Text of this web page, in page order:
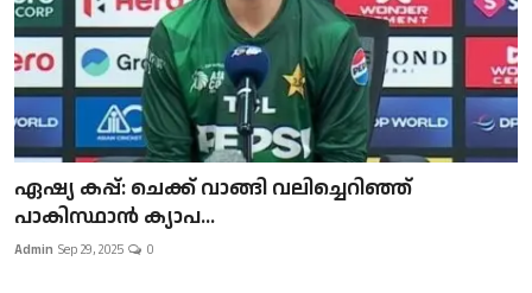
ഏഷ്യ കപ്പ്: ചെക്ക് വാങ്ങി വലിച്ചെറിഞ്ഞ്
പാകിസ്ഥാൻ ക്യാപ...
Admin Sep 29, 2025 0